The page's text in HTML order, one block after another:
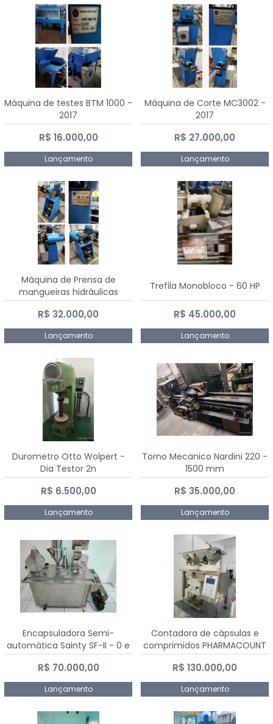
Máquina de testes BTM 1000 -
2017
R$ 16.000,00
Lançamento
Máquina de Corte MC3002 -
2017
R$ 27.000,00
Lançamento
Máquina de Prensa de
mangueiras hidráulicas
PE50TF - 2017
R$ 32.000,00
Lançamento
Trefila Monobloco - 60 HP
R$ 45.000,00
Lançamento
Durometro Otto Wolpert -
Dia Testor 2n
R$ 6.500,00
Lançamento
Torno Mecanico Nardini 220 -
1500 mm
R$ 35.000,00
Lançamento
Encapsuladora Semi-
automática Sainty SF-II - 0 e
00
R$ 70.000,00
Lançamento
Contadora de cápsulas e
comprimidos PHARMACOUNT
- 2-2R3
R$ 130.000,00
Lançamento